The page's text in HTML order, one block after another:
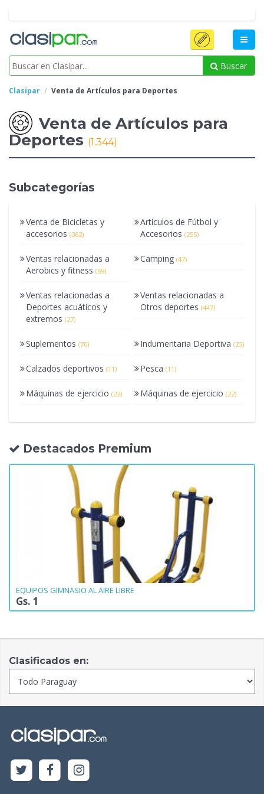
Buscar
Clasipar Venta de Artículos para Deportes
Venta de Artículos para
Deportes (1.344)
Subcategorías
Venta de Bicicletas y
accesorios (362)
Artículos de Fútbol y
Accesorios (255)
Ventas relacionadas a
Aerobics y fitness (69)
Camping (47)
Ventas relacionadas a
Deportes acuáticos y
extremos (27)
Ventas relacionadas a
Otros deportes (447)
Suplementos (70) Indumentaria Deportiva (23)
Calzados deportivos (11) Pesca (11)
Máquinas de ejercicio (22) Máquinas de ejercicio (22)
Destacados Premium
EQUIPOS GIMNASIO AL AIRE LIBRE
Gs. 1
Clasificados en: